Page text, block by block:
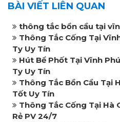
BÀI VIẾT LIÊN QUAN
thông tắc bồn cầu tại
Thông Tắc Cống Tại
Ty Uy Tín
Hút Bể Phốt Tại Vĩnh
Ty Uy Tín
Thông Tắc Bồn Cầu Tại
Tốt Uy Tín
Thông Tắc Cống Tại Hà
Rẻ PV 24/7